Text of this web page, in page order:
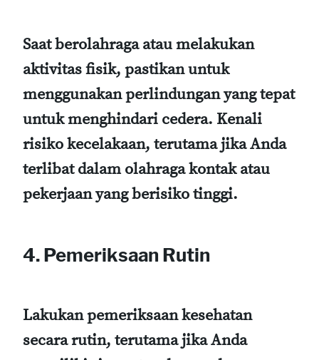
Saat berolahraga atau melakukan
aktivitas fisik, pastikan untuk
menggunakan perlindungan yang tepat
untuk menghindari cedera. Kenali
risiko kecelakaan, terutama jika Anda
terlibat dalam olahraga kontak atau
pekerjaan yang berisiko tinggi.
4. Pemeriksaan Rutin
Lakukan pemeriksaan kesehatan
secara rutin, terutama jika Anda